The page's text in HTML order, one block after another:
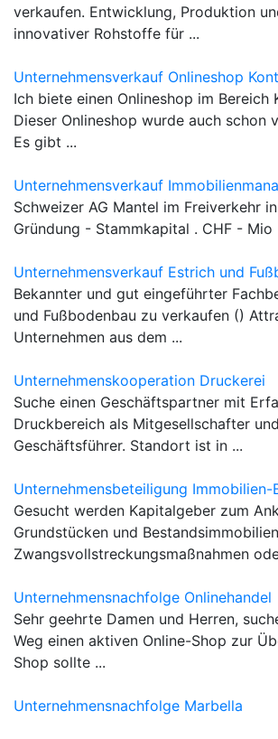
verkaufen. Entwicklung, Produktion
innovativer Rohstoffe für ...
Unternehmensverkauf Onlineshop
Ich biete einen Onlineshop im Bereich
Dieser Onlineshop wurde auch schon
Es gibt ...
Unternehmensverkauf
Schweizer AG Mantel im Freiverkehr
Gründung - Stammkapital . CHF - Mio
Unternehmensverkauf Estrich und
Bekannter und gut eingeführter
und Fußbodenbau zu verkaufen ()
Unternehmen aus dem ...
Unternehmenskooperation Druckerei
Suche einen Geschäftspartner mit
Druckbereich als Mitgesellschafter und
Geschäftsführer. Standort ist in ...
Unternehmensbeteiligung Immobilien-
Gesucht werden Kapitalgeber zum
Grundstücken und
Zwangsvollstreckungsmaßnahmen
Unternehmensnachfolge Onlinehandel
Sehr geehrte Damen und Herren,
Weg einen aktiven Online-Shop zur
Shop sollte ...
Unternehmensnachfolge Marbella